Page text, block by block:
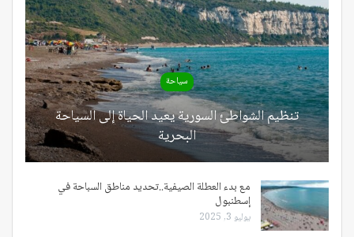
سياحة
تنظيم الشواطئ السورية يعيد الحياة إلى السياحة
البحرية
مع بدء العطلة الصيفية..تحديد مناطق السباحة في
إسطنبول
يوليو 3, 2025